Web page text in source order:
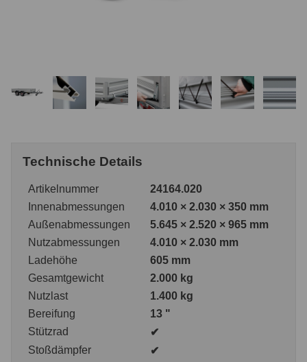
Technische Details
Artikelnummer
24164.020
Innenabmessungen
4.010 × 2.030 × 350 mm
Außenabmessungen
5.645 × 2.520 × 965 mm
Nutzabmessungen
4.010 × 2.030 mm
Ladehöhe
605 mm
Gesamtgewicht
2.000 kg
Nutzlast
1.400 kg
Bereifung
13 "
Stützrad
✔
Stoßdämpfer
✔